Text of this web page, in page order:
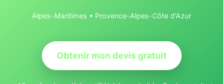
Alpes-Maritimes • Provence-Alpes-Côte d'Azur
Obtenir mon devis gratuit